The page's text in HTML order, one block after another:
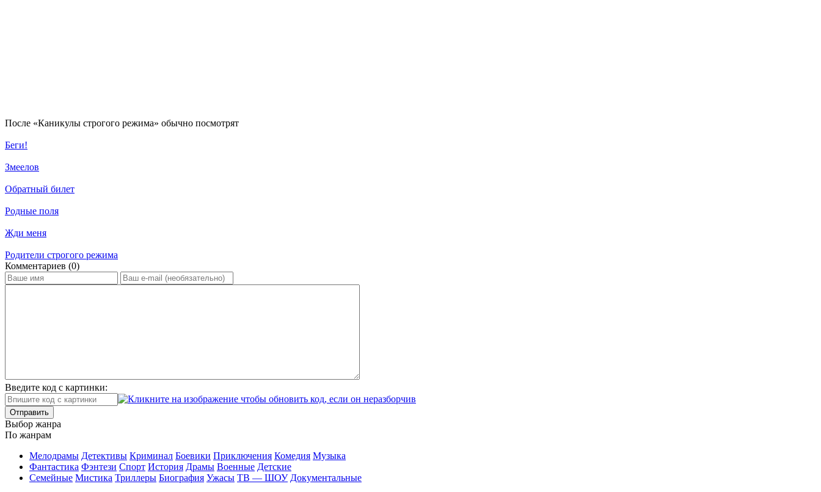
По­сле «Каникулы строгого режима» обыч­но по­смот­рят
Беги!
Змеелов
Обратный билет
Родные поля
Жди меня
Родители строгого режима
Ком­мен­та­ри­ев (0)
Введите код с картинки:
Отправить
Вы­бор жан­ра
По жан­рам
Ме­ло­дра­мы Де­тек­ти­вы Кри­ми­нал Бое­ви­ки При­клю­че­ния Ко­ме­дия Му­зы­ка
Фан­та­сти­ка Фэн­те­зи Спорт Ис­то­рия Дра­мы Во­ен­ные Дет­ские
Се­мей­ные Мис­ти­ка Трил­ле­ры Био­гра­фия Ужа­сы ТВ — ШОУ До­ку­мен­таль­ные